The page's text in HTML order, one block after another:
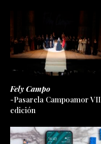
Fely Campo
-Pasarela Campoamor VII
edición